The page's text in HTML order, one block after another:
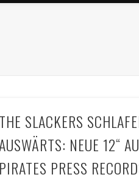
THE SLACKERS
NEUE 12“
PIRATES PRESS